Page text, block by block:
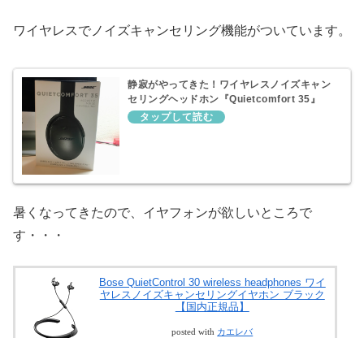
ワイヤレスでノイズキャンセリング機能がついています。
静寂がやってきた！ワイヤレスノイズキャン
セリングヘッドホン『Quietcomfort 35』
暑くなってきたので、イヤフォンが欲しいところで
す・・・
Bose QuietControl 30 wireless headphones ワイ
ヤレスノイズキャンセリングイヤホン ブラック
【国内正規品】
posted with カエレバ